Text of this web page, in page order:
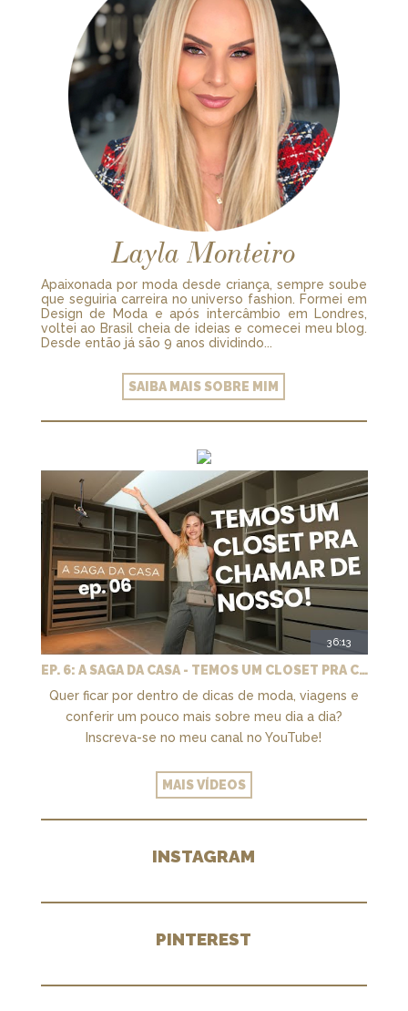
Layla Monteiro
Apaixonada por moda desde criança, sempre soube
que seguiria carreira no universo fashion. Formei em
Design de Moda e após intercâmbio em Londres,
voltei ao Brasil cheia de ideias e comecei meu blog.
Desde então já são 9 anos dividindo...
SAIBA MAIS SOBRE MIM
36:13
EP. 6: A SAGA DA CASA - TEMOS UM CLOSET PRA CHAMAR DE NOSSO + MARCENARIA E PAISAGISMO
Quer ficar por dentro de dicas de moda, viagens e
conferir um pouco mais sobre meu dia a dia?
Inscreva-se no meu canal no YouTube!
MAIS VÍDEOS
INSTAGRAM
PINTEREST